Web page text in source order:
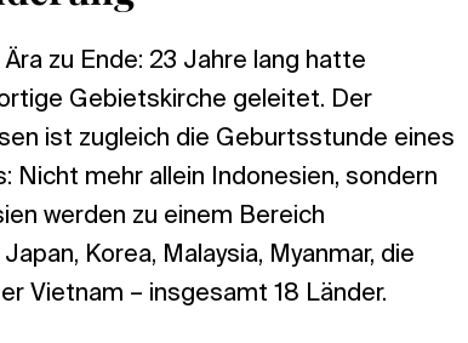
zu Ende: 23 Jahre lang hatte
Gebietskirche geleitet. Der
ist zugleich die Geburtsstunde eines
Nicht mehr allein Indonesien, sondern
werden zu einem Bereich
Korea, Malaysia, Myanmar, die
Vietnam – insgesamt 18 Länder.